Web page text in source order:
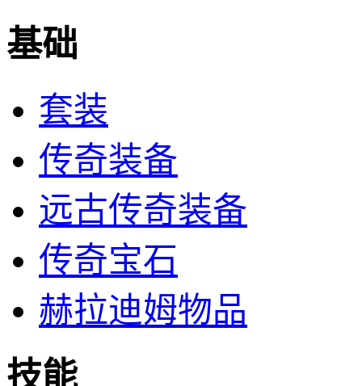
基础
套装
传奇装备
远古传奇装备
传奇宝石
赫拉迪姆物品
技能